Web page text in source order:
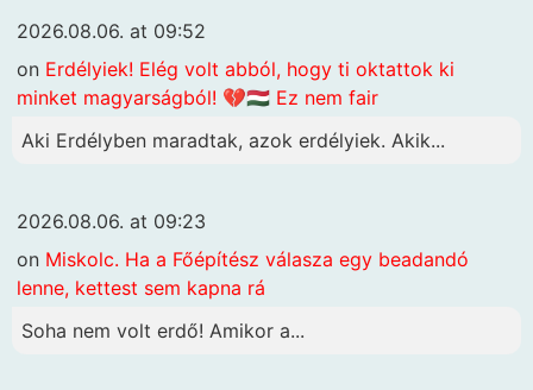
2026.08.06. at 09:52
on Erdélyiek! Elég volt abból, hogy ti oktattok ki
minket magyarságból! 💔🇭🇺 Ez nem fair
Aki Erdélyben maradtak, azok erdélyiek. Akik...
2026.08.06. at 09:23
on Miskolc. Ha a Főépítész válasza egy beadandó
lenne, kettest sem kapna rá
Soha nem volt erdő! Amikor a...